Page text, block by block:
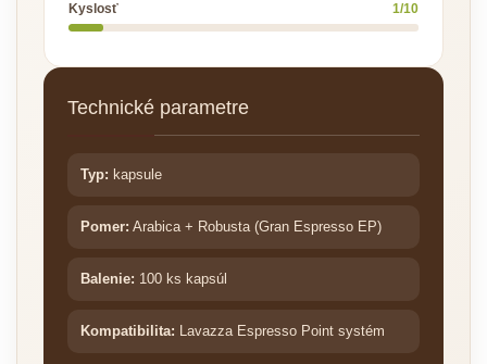
Kyslosť 1/10
Technické parametre
Typ: kapsule
Pomer: Arabica + Robusta (Gran Espresso EP)
Balenie: 100 ks kapsúl
Kompatibilita: Lavazza Espresso Point systém